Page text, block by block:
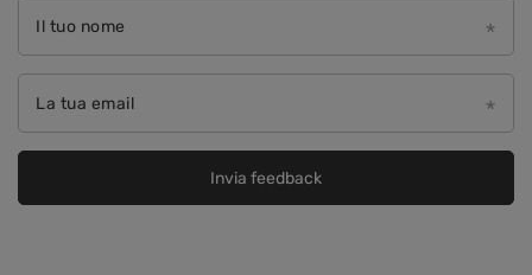
Il tuo nome
La tua email
Invia feedback